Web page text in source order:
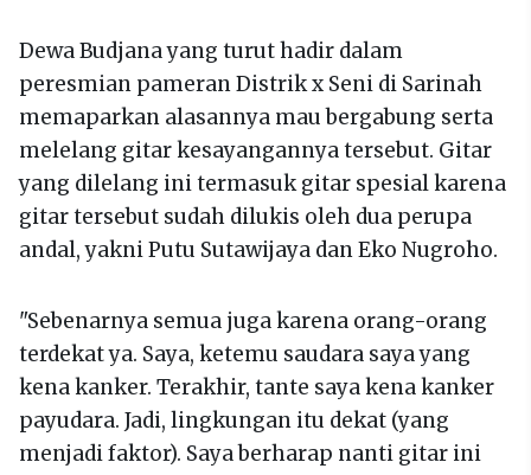
Dewa Budjana yang turut hadir dalam
peresmian pameran Distrik x Seni di Sarinah
memaparkan alasannya mau bergabung serta
melelang gitar kesayangannya tersebut. Gitar
yang dilelang ini termasuk gitar spesial karena
gitar tersebut sudah dilukis oleh dua perupa
andal, yakni Putu Sutawijaya dan Eko Nugroho.
"Sebenarnya semua juga karena orang-orang
terdekat ya. Saya, ketemu saudara saya yang
kena kanker. Terakhir, tante saya kena kanker
payudara. Jadi, lingkungan itu dekat (yang
menjadi faktor). Saya berharap nanti gitar ini